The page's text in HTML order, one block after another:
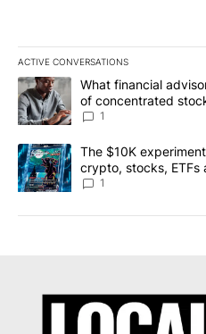
ACTIVE CONVERSATIONS
The following is a list of the
A trending article titled "What
What financial
of concentrated
1
A trending article titled "The
The $10K
crypto, stocks, ETFs
8
1